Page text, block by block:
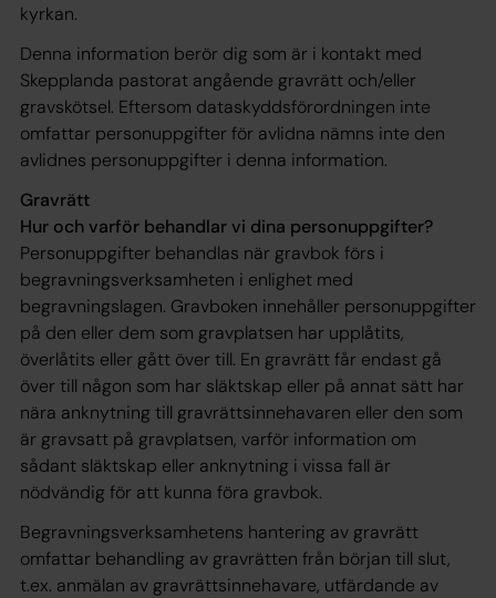
kyrkan.
Denna information berör dig som är i kontakt med
Skepplanda pastorat angående gravrätt och/eller
gravskötsel. Eftersom dataskyddsförordningen inte
omfattar personuppgifter för avlidna nämns inte den
avlidnes personuppgifter i denna information.
Gravrätt
Hur och varför behandlar vi dina personuppgifter?
Personuppgifter behandlas när gravbok förs i
begravningsverksamheten i enlighet med
begravningslagen. Gravboken innehåller personuppgifter
på den eller dem som gravplatsen har upplåtits,
överlåtits eller gått över till. En gravrätt får endast gå
över till någon som har släktskap eller på annat sätt har
nära anknytning till gravrättsinnehavaren eller den som
är gravsatt på gravplatsen, varför information om
sådant släktskap eller anknytning i vissa fall är
nödvändig för att kunna föra gravbok.
Begravningsverksamhetens hantering av gravrätt
omfattar behandling av gravrätten från början till slut,
t.ex. anmälan av gravrättsinnehavare, utfärdande av